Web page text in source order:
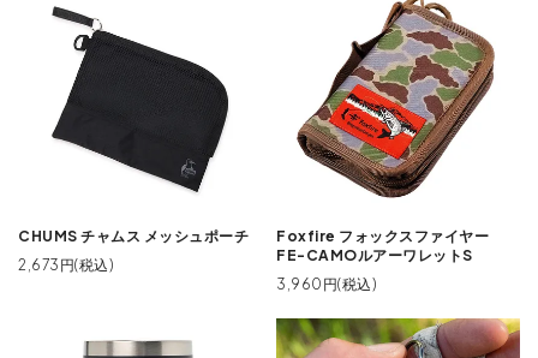
CHUMS チャムス メッシュポーチ
2,673円(税込)
Foxfire フォックスファイヤー
FE-CAMOルアーワレットS
3,960円(税込)